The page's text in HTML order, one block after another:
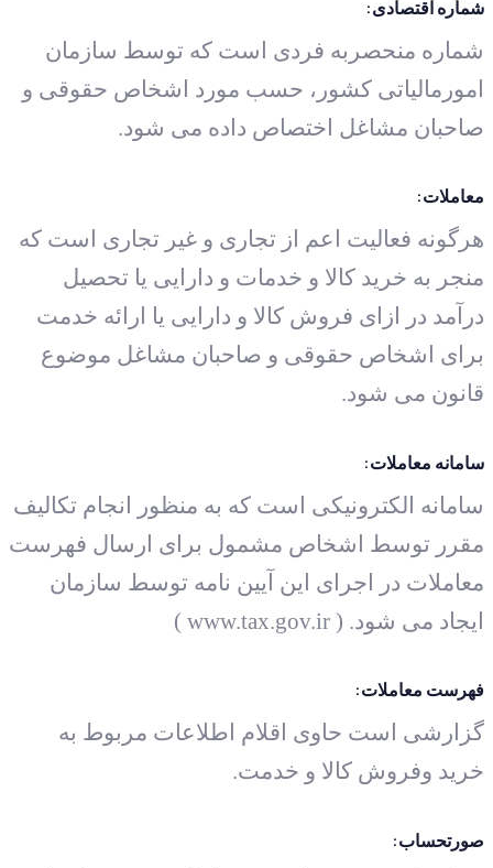
شماره اقتصادی:
شماره منحصربه فردی است که توسط سازمان
امورمالیاتی کشور، حسب مورد اشخاص حقوقی و
صاحبان مشاغل اختصاص داده می شود.
معاملات:
هرگونه فعالیت اعم از تجاری و غیر تجاری است که
منجر به خرید کالا و خدمات و دارایی یا تحصیل
درآمد در ازای فروش کالا و دارایی یا ارائه خدمت
برای اشخاص حقوقی و صاحبان مشاغل موضوع
قانون می شود.
سامانه معاملات:
سامانه الکترونیکی است که به منظور انجام تکالیف
مقرر توسط اشخاص مشمول برای ارسال فهرست
معاملات در اجرای این آیین نامه توسط سازمان
ایجاد می شود. ( www.tax.gov.ir )
فهرست معاملات:
گزارشی است حاوی اقلام اطلاعات مربوط به
خرید وفروش کالا و خدمت.
صورتحساب: